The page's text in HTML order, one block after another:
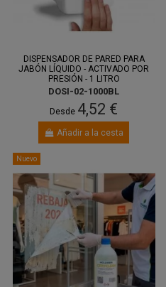
DISPENSADOR DE PARED PARA
JABÓN LÍQUIDO - ACTIVADO POR
PRESIÓN - 1 LITRO
DOSI-02-1000BL
Desde 4,52 €
Añadir a la cesta
Nuevo